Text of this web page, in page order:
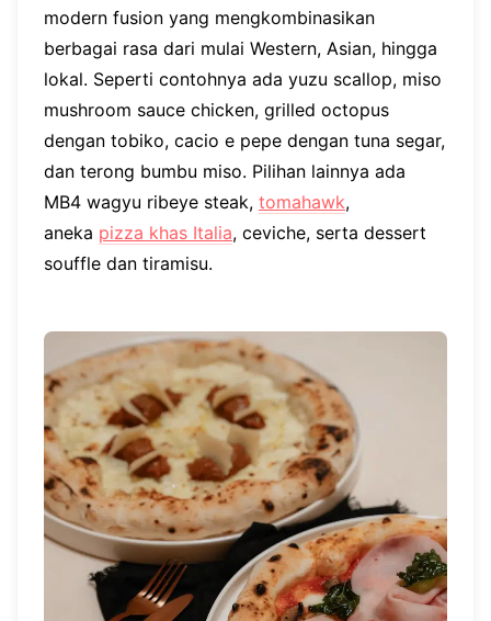
modern fusion yang mengkombinasikan
berbagai rasa dari mulai Western, Asian, hingga
lokal. Seperti contohnya ada yuzu scallop, miso
mushroom sauce chicken, grilled octopus
dengan tobiko, cacio e pepe dengan tuna segar,
dan terong bumbu miso. Pilihan lainnya ada
MB4 wagyu ribeye steak, tomahawk,
aneka pizza khas Italia, ceviche, serta dessert
souffle dan tiramisu.